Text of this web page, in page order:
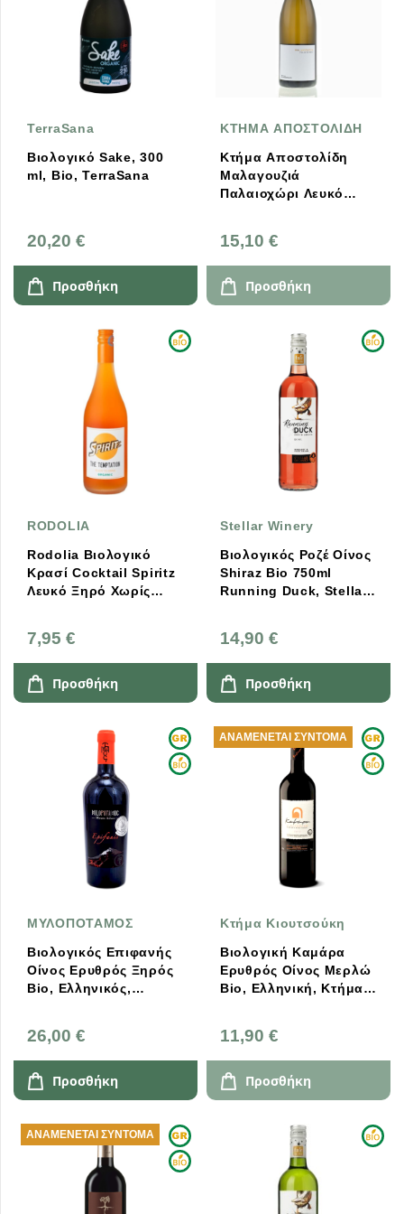
TerraSana
Βιολογικό Sake, 300
ml, Bio, TerraSana
20,20 €
Προσθήκη
ΚΤΗΜΑ ΑΠΟΣΤΟΛΙΔΗ
Κτήμα Αποστολίδη
Μαλαγουζιά
Παλαιοχώρι Λευκό
15,10 €
Προσθήκη
RODOLIA
Rodolia Βιολογικό
Κρασί Cocktail Spiritz
Λευκό Ξηρό Χωρίς
7,95 €
Προσθήκη
Stellar Winery
Βιολογικός Ροζέ Οίνος
Shiraz Bio 750ml
Running Duck, Stellar
14,90 €
Προσθήκη
ΜΥΛΟΠΟΤΑΜΟΣ
Βιολογικός Επιφανής
Οίνος Ερυθρός Ξηρός
Bio, Ελληνικός,
26,00 €
Προσθήκη
Κτήμα Κιουτσούκη
Βιολογική Καμάρα
Ερυθρός Οίνος Μερλώ
Bio, Ελληνική, Κτήμα
11,90 €
ΑΝΑΜΈΝΕΤΑΙ ΣΎΝΤΟΜΑ
Προσθήκη
ΑΝΑΜΈΝΕΤΑΙ ΣΎΝΤΟΜΑ